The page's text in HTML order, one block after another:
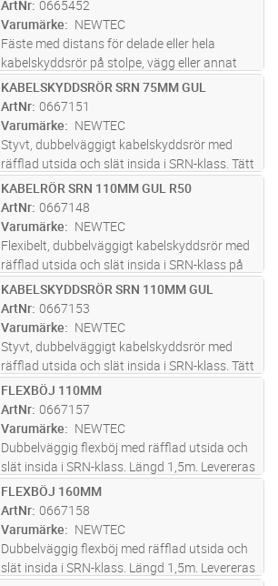
ArtNr 0665452
Varumärke
NEWTEC
Fäste med distans för delade eller hela
kabelskyddsrör på stolpe, vägg eller annat
underlag. Levereras inkl. fästskruv för trä.
M Lägg i kundvagn
KABELSKYDDSRÖR SRN 75MM GUL
ArtNr 0667151
Varumärke
NEWTEC
Styvt, dubbelväggigt kabelskyddsrör med
räfflad utsida och slät insida i SRN-klass. Tätt
system med muff i en ände samt täningsring i
andra.
M Lägg i kundvagn
KABELRÖR SRN 110MM GUL R50
ArtNr 0667148
Varumärke
NEWTEC
Flexibelt, dubbelväggigt kabelskyddsrör med
räfflad utsida och slät insida i SRN-klass på
ring om 50m. Levereras med skarvmuff i en
ände. Med dragtråd i förzinkat,
korrosionsskyddat stål.
M Lägg i kundvagn
KABELSKYDDSRÖR SRN 110MM GUL
ArtNr 0667153
Varumärke
NEWTEC
Styvt, dubbelväggigt kabelskyddsrör med
räfflad utsida och slät insida i SRN-klass. Tätt
system med muff i en ände samt täningsring i
andra.
ST Lägg i kundvagn
FLEXBÖJ 110MM
ArtNr 0667157
Varumärke
NEWTEC
Dubbelväggig flexböj med räfflad utsida och
slät insida i SRN-klass. Längd 1,5m. Levereras
med vattentät muff i en ände.
ST Lägg i kundvagn
FLEXBÖJ 160MM
ArtNr 0667158
Varumärke
NEWTEC
Dubbelväggig flexböj med räfflad utsida och
slät insida i SRN-klass. Längd 1,5m. Levereras